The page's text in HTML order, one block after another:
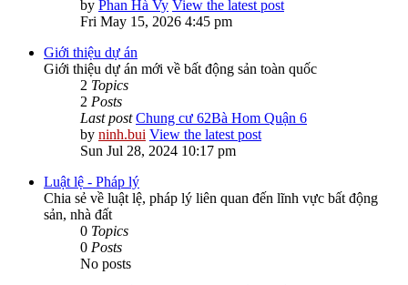
by Phan Hà Vy View the latest post
Fri May 15, 2026 4:45 pm
Giới thiệu dự án
Giới thiệu dự án mới về bất động sản toàn quốc
2 Topics
2 Posts
Last post Chung cư 62Bà Hom Quận 6
by ninh.bui View the latest post
Sun Jul 28, 2024 10:17 pm
Luật lệ - Pháp lý
Chia sẻ về luật lệ, pháp lý liên quan đến lĩnh vực bất động
sản, nhà đất
0 Topics
0 Posts
No posts